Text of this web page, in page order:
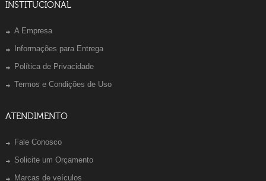
INSTITUCIONAL
A Empresa
Informações para Entrega
Política de Privacidade
Termos e Condições de Uso
ATENDIMENTO
Fale Conosco
Solicite um Orçamento
Marcas de veículos